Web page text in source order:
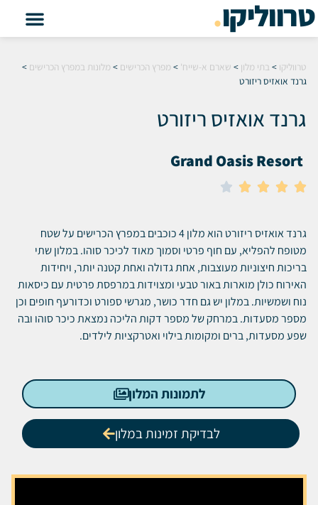
טרווליקו.
טרווליקו > בתי מלון > שארם א-שייח' > מפרץ הכרישים > מלונות במפרץ הכרישים >
גרנד אואזיס ריזורט
גרנד אואזיס ריזורט
Grand Oasis Resort





גרנד אואזיס ריזורט הוא מלון 4 כוכבים במפרץ הכרישים על שטח
מטופח להפליא, עם חוף פרטי וסמוך מאוד לכיכר סוהו. במלון שתי
בריכות חיצוניות מעוצבות, אחת גדולה ואחת קטנה יותר, ויחידות
האירוח כולן מוארות באור טבעי ומצוידות במרפסת פרטית עם כיסאות
נוח ושמשיות. במלון יש גם חדר כושר, מגרשי ספורט וכדורעף חופים וכן
מספר מסעדות. במרחק של מספר דקות הליכה נמצאת כיכר סוהו ובה
שפע מסעדות, ברים ומקומות בילוי ואטרקציות לילדים.
לתמונות המלון
לבדיקת זמינות במלון